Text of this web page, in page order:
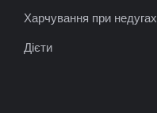
Харчування при недугах
Дієти